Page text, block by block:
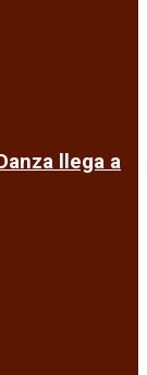
llega a